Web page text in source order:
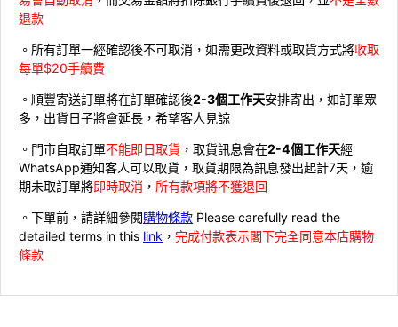
退款
。所有訂單一經確認後不可取消，如需更改資料或取貨方式將收取
每單$20手續費
。順豐寄送訂單將在訂單確認後2-3個工作天安排寄出，如訂單眾
多，出貨日子將會延長，希望客人見諒
。門市自取訂單不能即日取貨 ，取貨訊息會在2-4個工作天經
WhatsApp通知客人可以取貨，取貨期限為訊息發出起計7天，逾
期未取訂單將即時取消 ， 所有款項將不獲退回
。下單前，請詳細參閱購物條款 Please carefully read the
detailed terms in this link ， 完成付款表示閣下完全同意本店購物
條款